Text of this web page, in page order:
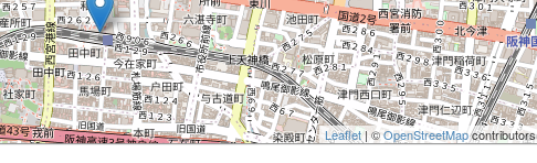
Leaflet| ©OpenStreetMapcontributors